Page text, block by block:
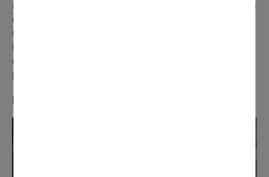
assuré le travail du fer, et du bois, ainsi que la préparation
de la structure, et les femmes ont géré les finitions. Le
Carnaval représente pour nous la fête du printemps,
occupation, mais aussi la satisfaction du travail bien fait
pour offrir un spectacle ».
Marc ( Equistoria)